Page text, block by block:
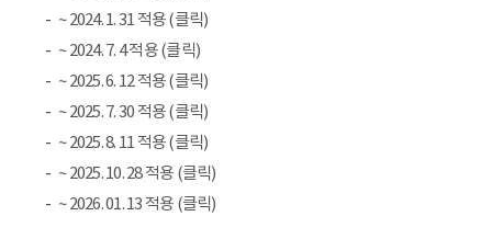
~ 2024. 1. 31 적용 (클릭)
~ 2024. 7. 4 적용 (클릭)
~ 2025. 6. 12 적용 (클릭)
~ 2025. 7. 30 적용 (클릭)
~ 2025. 8. 11 적용 (클릭)
~ 2025. 10. 28 적용 (클릭)
~ 2026. 01. 13 적용 (클릭)